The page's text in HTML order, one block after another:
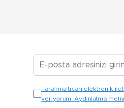
Tarafıma ticari elektronik
veriyorum. Aydınlatma